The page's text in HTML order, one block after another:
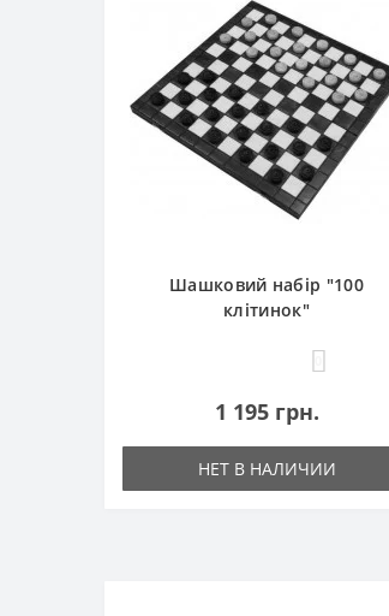
Шашковий набір "100
клітинок"
1 195 грн.
НЕТ В НАЛИЧИИ